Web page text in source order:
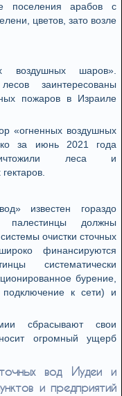
поселения арабов с
цветов, зато возле
воздушных шаров».
заинтересованы
пожаров в Израиле
«огненных воздушных
за июнь 2021 года
леса и
известен гораздо
должны
очистки сточных
финансируются
систематически
бурение,
к сети) и
сбрасывают свои
огромный ущерб
вод Иудеи и
и предприятий